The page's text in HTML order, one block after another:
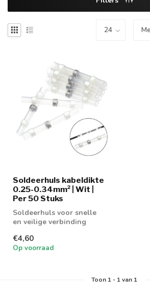
Soldeerhuls kabeldikte
0.25-0.34mm² | Wit |
Per 50 Stuks
Soldeerhuls voor snelle
en veilige verbinding
€4,60
Op voorraad
Toon 1- 1van 1